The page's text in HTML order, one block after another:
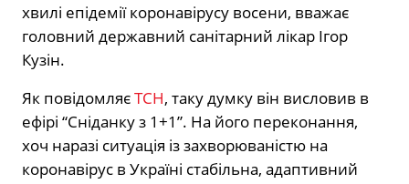
хвилі епідемії коронавірусу восени, вважає
головний державний санітарний лікар Ігор
Кузін.
Як повідомляєТСН, таку думку він висловив в
ефірі “Сніданку з 1+1”. На його переконання,
хоч наразі ситуація із захворюваністю на
коронавірус в Україні стабільна, адаптивний